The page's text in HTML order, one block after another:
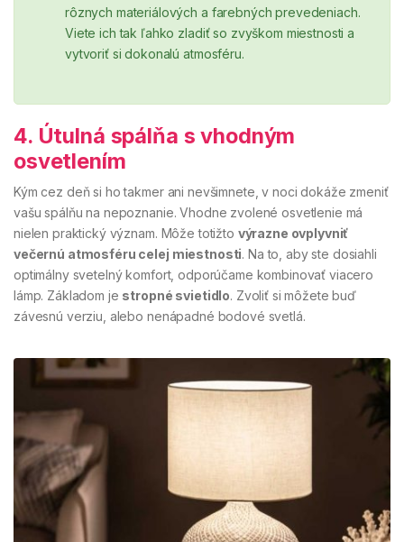
rôznych materiálových a farebných prevedeniach.
Viete ich tak ľahko zladiť so zvyškom miestnosti a
vytvoriť si dokonalú atmosféru.
4. Útulná spálňa s vhodným
osvetlením
Kým cez deň si ho takmer ani nevšimnete, v noci dokáže zmeniť
vašu spálňu na nepoznanie. Vhodne zvolené osvetlenie má
nielen praktický význam. Môže totižto výrazne ovplyvniť
večernú atmosféru celej miestnosti. Na to, aby ste dosiahli
optimálny svetelný komfort, odporúčame kombinovať viacero
lámp. Základom je stropné svietidlo. Zvoliť si môžete buď
závesnú verziu, alebo nenápadné bodové svetlá.